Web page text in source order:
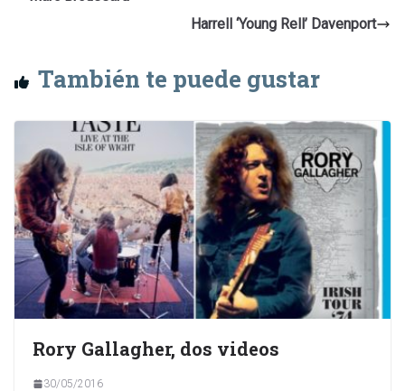
Harrell ‘Young Rell’ Davenport
También te puede gustar
Rory Gallagher, dos videos
30/05/2016